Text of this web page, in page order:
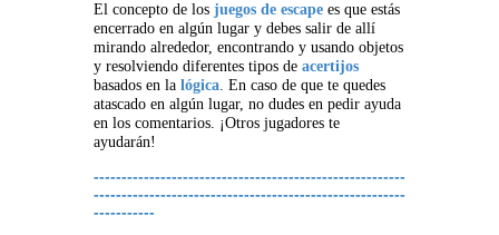
El concepto de los juegos de escape es que estás
encerrado en algún lugar y debes salir de allí
mirando alrededor, encontrando y usando objetos
y resolviendo diferentes tipos de acertijos
basados en la lógica. En caso de que te quedes
atascado en algún lugar, no dudes en pedir ayuda
en los comentarios. ¡Otros jugadores te
ayudarán!
--------------------------------------------------------
--------------------------------------------------------
-----------